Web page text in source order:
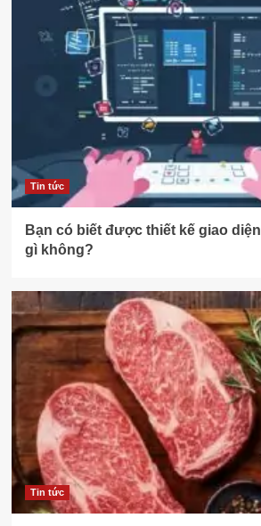
Tin tức
Bạn có biết được thiết kế giao
gì không?
Tin tức